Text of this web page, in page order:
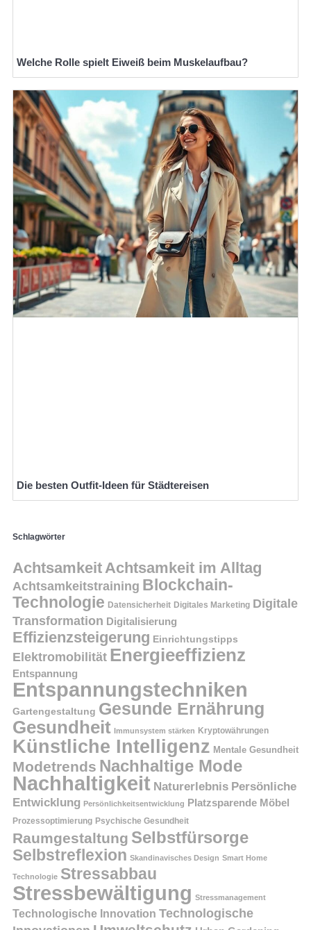
Welche Rolle spielt Eiweiß beim Muskelaufbau?
Die besten Outfit-Ideen für Städtereisen
Schlagwörter
Achtsamkeit Achtsamkeit im Alltag
Achtsamkeitstraining Blockchain-
Technologie Datensicherheit Digitales Marketing Digitale
Transformation Digitalisierung
Effizienzsteigerung Einrichtungstipps
Elektromobilität Energieeffizienz
Entspannung
Entspannungstechniken
Gartengestaltung Gesunde Ernährung
Gesundheit Immunsystem stärken Kryptowährungen
Künstliche Intelligenz Mentale Gesundheit
Modetrends Nachhaltige Mode
Nachhaltigkeit Naturerlebnis Persönliche
Entwicklung Persönlichkeitsentwicklung Platzsparende Möbel
Prozessoptimierung Psychische Gesundheit
Raumgestaltung Selbstfürsorge
Selbstreflexion Skandinavisches Design Smart Home
Technologie Stressabbau
Stressbewältigung Stressmanagement
Technologische Innovation Technologische